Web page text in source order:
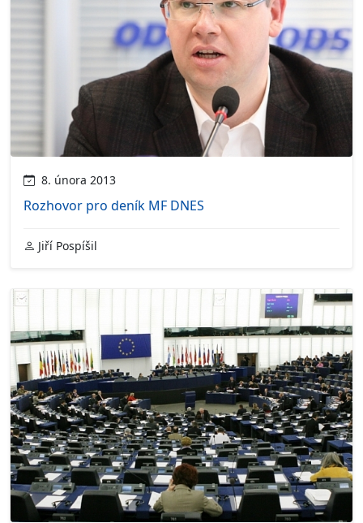
8. února 2013
Rozhovor pro deník MF DNES
Jiří Pospíšil